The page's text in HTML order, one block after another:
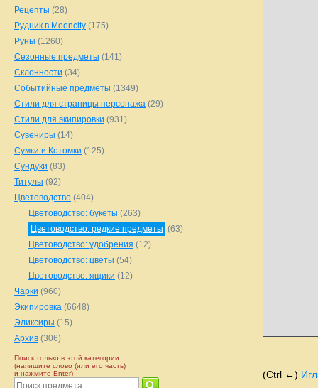
(Ctrl ←)
Рецепты (28)
Рудник в Mooncity (175)
Руны (1260)
Сезонные предметы (141)
Склонности (34)
Событийные предметы (1349)
Стили для страницы персонажа (29)
Стили для экипировки (931)
Сувениры (14)
Сумки и Котомки (125)
Сундуки (83)
Титулы (92)
Цветоводство (404)
Цветоводство: букеты (263)
Цветоводство: редкие предметы (63)
Цветоводство: удобрения (12)
Цветоводство: цветы (54)
Цветоводство: ящики (12)
Чарки (960)
Экипировка (6648)
Эликсиры (15)
Архив (306)
Поиск только в этой категории
(напишите слово (или его часть)
и нажмите Enter)